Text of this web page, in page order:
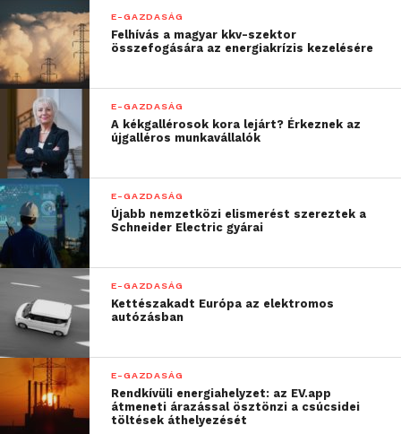
szervezetté váljon, amely képes lépést tartani a
változásokkal, magas üzleti hatékonyság szükséges
– a válaszadók 42 százaléka állította, hogy a
hatékony üzleti működés elérését követően a
vállalatuk általános teljesítménye növekedett.
“Az üzleti fejlődés üteme
sosem volt még ilyen
fontos a vállalatoknak,
mint napjainkban. Az
alkalmazkodóképesség
és az agilitás kritikus
képességekké váltak.
Ezek révén tud egy
vállalat versenyelőnyre
szert tenni és piacvezető
E-GAZDASÁG
Felhívás a magyar kkv-szektor
összefogására az energiakrízis kezelésére
E-GAZDASÁG
A kékgallérosok kora lejárt? Érkeznek az
újgalléros munkavállalók
E-GAZDASÁG
Újabb nemzetközi elismerést szereztek a
Schneider Electric gyárai
E-GAZDASÁG
Kettészakadt Európa az elektromos
autózásban
E-GAZDASÁG
Rendkívüli energiahelyzet: az EV.app
átmeneti árazással ösztönzi a csúcsidei
töltések áthelyezését